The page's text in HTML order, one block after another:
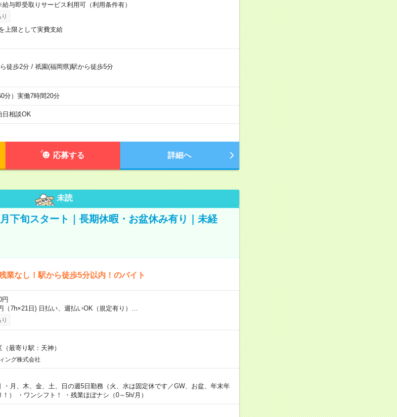
与即受取りサービス利用可（利用条件有）
上限として実費支給
徒歩2分/ 祇園(福岡県)駅から徒歩5分
分）実働7時間20分
相談OK
応募する 詳細へ
未読
下旬スタート｜長期休暇・お盆休み有り｜未経
業なし！駅から徒歩5分以内！のバイト
円
（7h×21日) 日払い、週払いOK（規定有り）…
最寄り駅：天神）
ング株式会社
・月、木、金、土、日の週5日勤務（火、水は固定休です／GW、お盆、年末年
） ・ワンシフト！ ・残業ほぼナシ（0～5h/月）